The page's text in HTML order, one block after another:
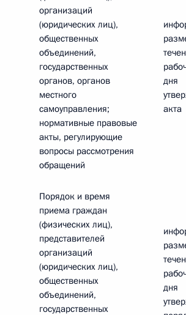
организаций
(юридических лиц),
общественных
объединений,
государственных
органов, органов
местного
самоуправления;
нормативные правовые
акты, регулирующие
вопросы рассмотрения
обращений
дня
акта
Порядок и время
приема граждан
(физических лиц),
представителей
организаций
(юридических лиц),
общественных
объединений,
государственных
дня